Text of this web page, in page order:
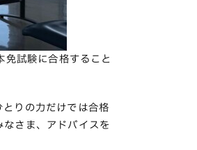
試験に合格すること
りの力だけでは合格
さま、アドバイスを